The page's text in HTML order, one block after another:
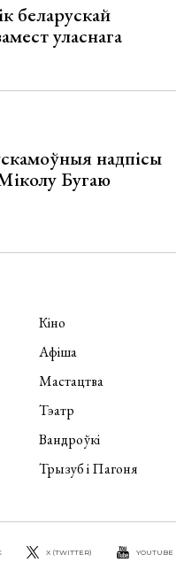
беларускай
уласнага
надпісы
Бугаю
Кіно
Афіша
Мастацтва
Тэатр
Вандроўкі
Трызуб і Пагоня
X (TWITTER) YOUTUBE